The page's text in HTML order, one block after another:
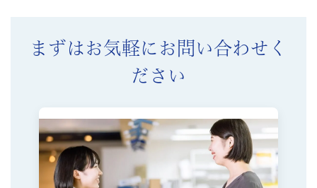
まずはお気軽にお問い合わせく
ださい